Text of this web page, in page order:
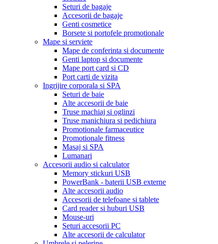
Seturi de bagaje
Accesorii de bagaje
Genti cosmetice
Borsete si portofele promotionale
Mape si serviete
Mape de conferinta si documente
Genti laptop si documente
Mape port card si CD
Port carti de vizita
Ingrijire corporala si SPA
Seturi de baie
Alte accesorii de baie
Truse machiaj si oglinzi
Truse manichiura si pedichiura
Promotionale farmaceutice
Promotionale fitness
Masaj si SPA
Lumanari
Accesorii audio si calculator
Memory stickuri USB
PowerBank - baterii USB externe
Alte accesorii audio
Accesorii de telefoane si tablete
Card reader si huburi USB
Mouse-uri
Seturi accesorii PC
Alte accesorii de calculator